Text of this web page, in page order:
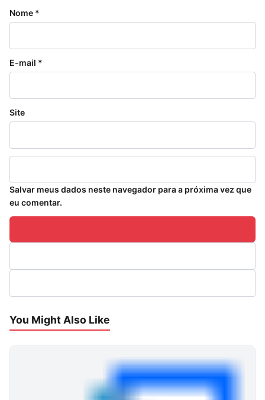
Nome *
E-mail *
Site
Salvar meus dados neste navegador para a próxima vez que
eu comentar.
You Might Also Like